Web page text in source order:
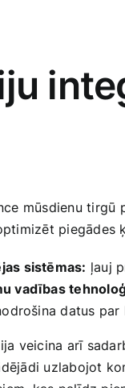
mūsdienu
piegādes
sistēmas: ļauj
vadības
datus
veicina arī
uzlabojot